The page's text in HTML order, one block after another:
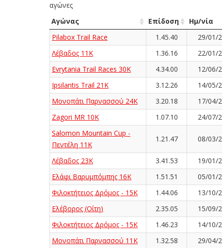
αγώνες
Αγώνας Επίδοση Ημ/νία
Pilabox Trail Race
1.45.40 29/01/
Λέβαδος 11K
1.36.16 22/01/
Evrytania Trail Races 30K
4.34.00 12/06/
Ipsilantis Trail 21K
3.12.26 14/05/
Μονοπάτι Παρνασσού 24K
3.20.18 17/04/
Zagori MR 10K
1.07.10 24/07/
Salomon Mountain Cup -
Πεντέλη 11Κ
1.21.47 08/03/
Λέβαδος 23Κ 3.41.53 19/01/
Ελάφι Βαρυμπόμπης 16K
1.51.51 05/01/
Φιλοκτήτειος Δρόμος - 15Κ
1.44.06 13/10/
Ελέβορος (Οίτη)
2.35.05 15/09/
Φιλοκτήτειος Δρόμος - 15Κ
1.46.23 14/10/
Μονοπάτι Παρνασσού 11K
1.32.58 29/04/